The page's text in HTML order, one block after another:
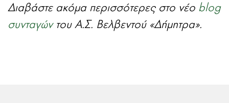
Διαβάστε ακόμα περισσότερες στο νέο blog
συνταγών του Α.Σ. Βελβεντού «Δήμητρα».